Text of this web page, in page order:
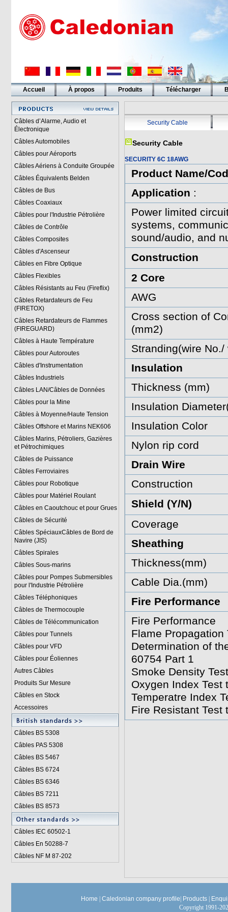
Accueil À propos Produits Télécharger
Liens
Câbles d’Alarme, Audio et
Électronique
Câbles Automobiles
Câbles pour Aéroports
Câbles Aériens à Conduite Groupée
Câbles Équivalents Belden
Câbles de Bus
Câbles Coaxiaux
Câbles pour l'Industrie Pétrolière
Câbles de Contrôle
Câbles Composites
Câbles d'Ascenseur
Câbles en Fibre Optique
Câbles Flexibles
Câbles Résistants au Feu (Fireflix)
Câbles Retardateurs de Feu
(FIRETOX)
Câbles Retardateurs de Flammes
(FIREGUARD)
Câbles à Haute Température
Câbles pour Autoroutes
Câbles d'Instrumentation
Câbles Industriels
Câbles LAN/Câbles de Données
Câbles pour la Mine
Câbles à Moyenne/Haute Tension
Câbles Offshore et Marins NEK606
Câbles Marins, Pétroliers, Gazières
et Pétrochimiques
Câbles de Puissance
Câbles Ferroviaires
Câbles pour Robotique
Câbles pour Matériel Roulant
Câbles en Caoutchouc et pour Grues
Câbles de Sécurité
Câbles SpéciauxCâbles de Bord de
Navire (JIS)
Câbles Spirales
Câbles Sous-marins
Câbles pour Pompes Submersibles
pour l'Industrie Pétrolière
Câbles Téléphoniques
Câbles de Thermocouple
Câbles de Télécommunication
Câbles pour Tunnels
Câbles pour VFD
Câbles pour Éoliennes
Autres Câbles
Produits Sur Mesure
Câbles en Stock
Accessoires
Câbles BS 5308
Câbles PAS 5308
Câbles BS 5467
Câbles BS 6724
Câbles BS 6346
Câbles BS 7211
Câbles BS 8573
Câbles IEC 60502-1
Câbles En 50288-7
Câbles NF M 87-202
Security Cable
Security Cable
SECURITY 6C 18AWG
Product Name/
Application :
Power limited
systems,
sound/audio, and
Construction
2 Core
AWG
Cross section of
(mm2)
Stranding(wire
Insulation
Thickness (mm)
Insulation
Insulation Color
Nylon rip cord
Drain Wire
Construction
Shield (Y/N)
Coverage
Sheathing
Thickness(mm)
Cable Dia.(mm)
Fire Performance
Fire Performance
Flame Propagation
Determination of
60754 Part 1
Smoke Density
Oxygen Index Test
Temperatre Index
Fire Resistant Test
Home Caledonian company profile Products
Copyright 1991-